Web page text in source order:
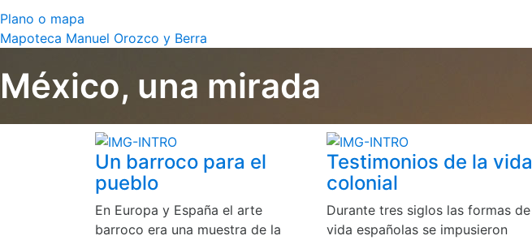
Plano o mapa
Mapoteca Manuel Orozco y Berra
México, una mirada
Un barroco para el
pueblo
En Europa y España el arte
barroco era una muestra de la
Testimonios de la vida
colonial
Durante tres siglos las formas de
vida españolas se impusieron